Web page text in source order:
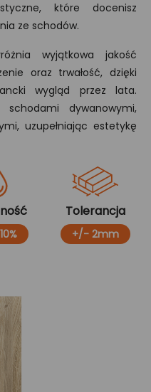
które docenisz
ze schodów.
wyjątkowa jakość
oraz trwałość, dzięki
wygląd przez lata.
dywanowymi,
uzupełniając estetykę
Tolerancja
+/- 2mm